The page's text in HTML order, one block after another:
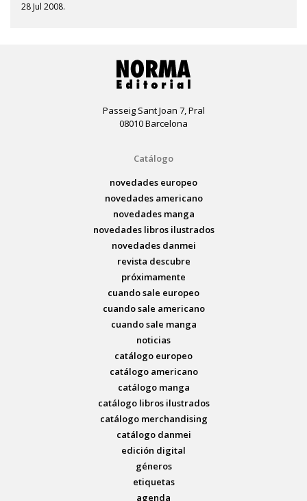
28 Jul 2008.
Passeig Sant Joan 7, Pral
08010 Barcelona
Catálogo
novedades europeo
novedades americano
novedades manga
novedades libros ilustrados
novedades danmei
revista descubre
próximamente
cuando sale europeo
cuando sale americano
cuando sale manga
noticias
catálogo europeo
catálogo americano
catálogo manga
catálogo libros ilustrados
catálogo merchandising
catálogo danmei
edición digital
géneros
etiquetas
agenda